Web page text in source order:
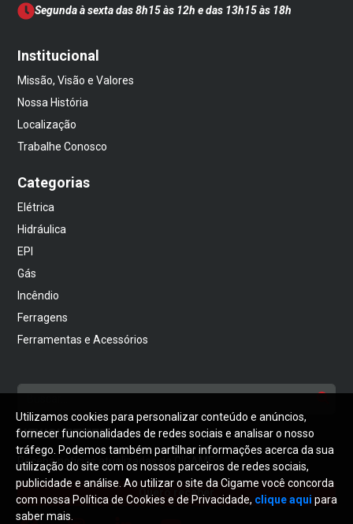
Segunda à sexta das 8h15 às 12h e das 13h15 às 18h
Institucional
Missão, Visão e Valores
Nossa História
Localização
Trabalhe Conosco
Categorias
Elétrica
Hidráulica
EPI
Gás
Incêndio
Ferragens
Ferramentas e Acessórios
NEWSLETTER
Receba notícias atualizadas da CIGAME
Quero receber
Utilizamos cookies para personalizar conteúdo e anúncios,
fornecer funcionalidades de redes sociais e analisar o nosso
tráfego. Podemos também partilhar informações acerca da sua
utilização do site com os nossos parceiros de redes sociais,
publicidade e análise. Ao utilizar o site da Cigame você concorda
com nossa Política de Cookies e de Privacidade, clique aqui para
saber mais.